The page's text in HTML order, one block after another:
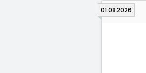
01.08.2026